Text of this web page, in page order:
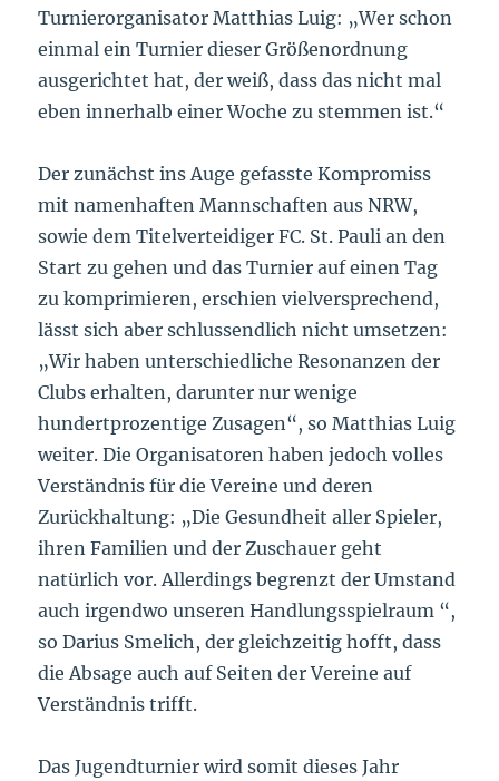
Turnierorganisator Matthias Luig: „Wer schon
einmal ein Turnier dieser Größenordnung
ausgerichtet hat, der weiß, dass das nicht mal
eben innerhalb einer Woche zu stemmen ist.“
Der zunächst ins Auge gefasste Kompromiss
mit namenhaften Mannschaften aus NRW,
sowie dem Titelverteidiger FC. St. Pauli an den
Start zu gehen und das Turnier auf einen Tag
zu komprimieren, erschien vielversprechend,
lässt sich aber schlussendlich nicht umsetzen:
„Wir haben unterschiedliche Resonanzen der
Clubs erhalten, darunter nur wenige
hundertprozentige Zusagen“, so Matthias Luig
weiter. Die Organisatoren haben jedoch volles
Verständnis für die Vereine und deren
Zurückhaltung: „Die Gesundheit aller Spieler,
ihren Familien und der Zuschauer geht
natürlich vor. Allerdings begrenzt der Umstand
auch irgendwo unseren Handlungsspielraum “,
so Darius Smelich, der gleichzeitig hofft, dass
die Absage auch auf Seiten der Vereine auf
Verständnis trifft.
Das Jugendturnier wird somit dieses Jahr